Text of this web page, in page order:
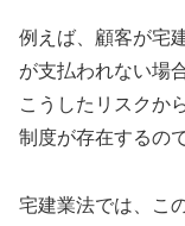
例えば、顧客が宅
が支払われない場合
こうしたリスクか
制度が存在するの
宅建業法では、こ